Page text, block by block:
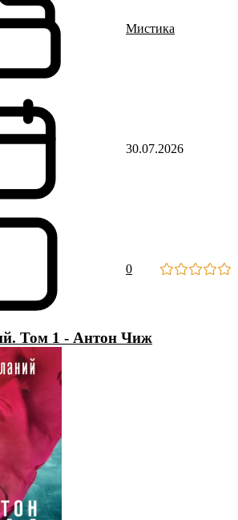
Мистика
30.07.2026
0
Том 1 - Антон Чиж